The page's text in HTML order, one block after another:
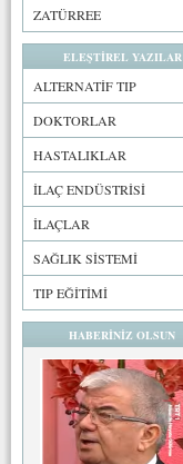
ZATÜRREE
ELEŞTİREL YAZILAR
ALTERNATİF TIP
DOKTORLAR
HASTALIKLAR
İLAÇ ENDÜSTRİSİ
İLAÇLAR
SAĞLIK SİSTEMİ
TIP EĞİTİMİ
HABERİNİZ OLSUN